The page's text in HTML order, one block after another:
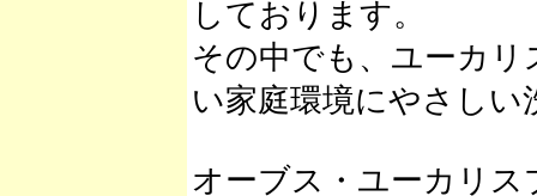
しております。
その中でも、ユーカ
い家庭環境にやさしい
オーブス・ユーカリス